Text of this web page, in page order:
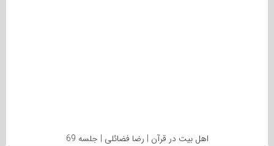
اهل بیت در قرآن | رضا فضائلی | جلسه 69